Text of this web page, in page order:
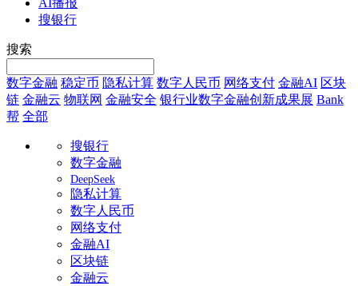
搜银行
搜索
数字金融 稳定币 隐私计算 数字人民币 网络支付 金融AI 区块
链 金融云 物联网 金融安全 银行业数字金融创新成果展 Bank
帮 全部
搜银行
数字金融
DeepSeek
隐私计算
数字人民币
网络支付
金融AI
区块链
金融云